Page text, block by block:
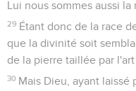
Lui nous sommes aussi la
29 Étant donc de la race
que la divinité soit
de la pierre taillée par
30 Mais Dieu, ayant laissé